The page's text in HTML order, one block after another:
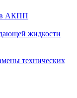
в АКПП
жидкости
технических